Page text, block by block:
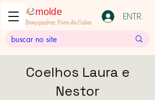
molde
Bonequeiras Fora da Caixa ENTRAR
Coelhos Laura e
Nestor